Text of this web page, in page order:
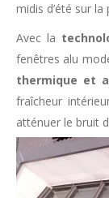
midis d’été sur
Avec la
fenêtres alu
thermique et
fraîcheur
atténuer le bruit